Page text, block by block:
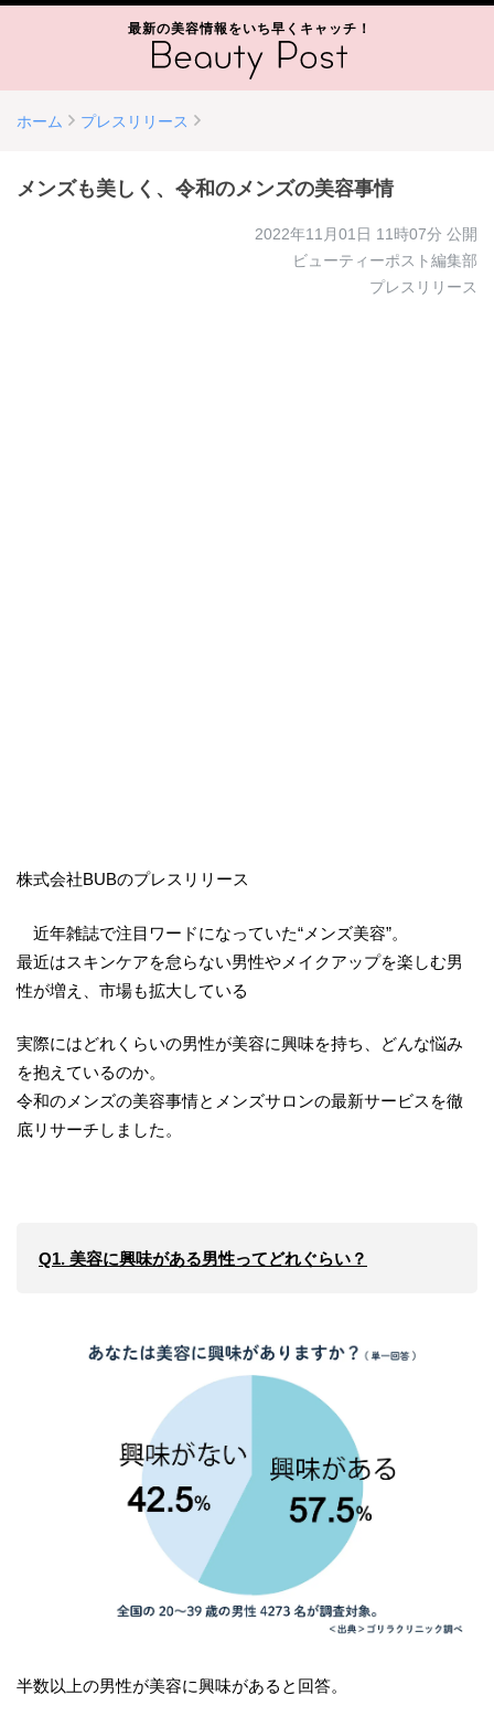
最新の美容情報をいち早くキャッチ！
ホーム プレスリリース
メンズも美しく、令和のメンズの美容事情
2022年11月01日 11時07分 公開
ビューティーポスト編集部
プレスリリース
株式会社BUBのプレスリリース
近年雑誌で注目ワードになっていた“メンズ美容”。
最近はスキンケアを怠らない男性やメイクアップを楽しむ男
性が増え、市場も拡大している
実際にはどれくらいの男性が美容に興味を持ち、どんな悩み
を抱えているのか。
令和のメンズの美容事情とメンズサロンの最新サービスを徹
底リサーチしました。
Q1. 美容に興味がある男性ってどれぐらい？
半数以上の男性が美容に興味があると回答。